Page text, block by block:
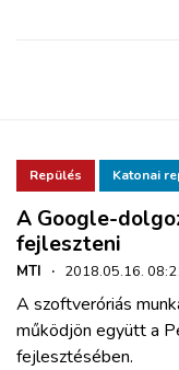
Repülés Katonai
A Google-
fejleszteni
MTI · 2018.05.16.
A szoftveróriás
működjön együtt a
fejlesztésében.